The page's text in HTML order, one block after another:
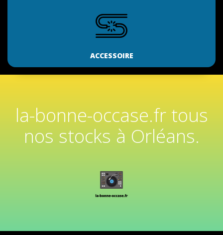
ACCESSOIRE
la-bonne-occase.fr tous
nos stocks à Orléans.